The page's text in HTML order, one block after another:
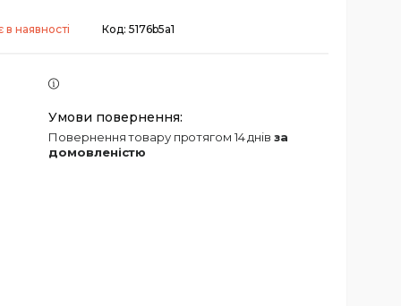
наявності Код: 5176b5a1
повернення товару протягом 14 днів за
домовленістю